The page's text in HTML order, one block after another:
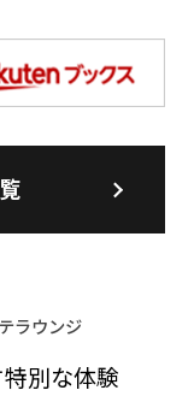
ラウンジ
別な体験